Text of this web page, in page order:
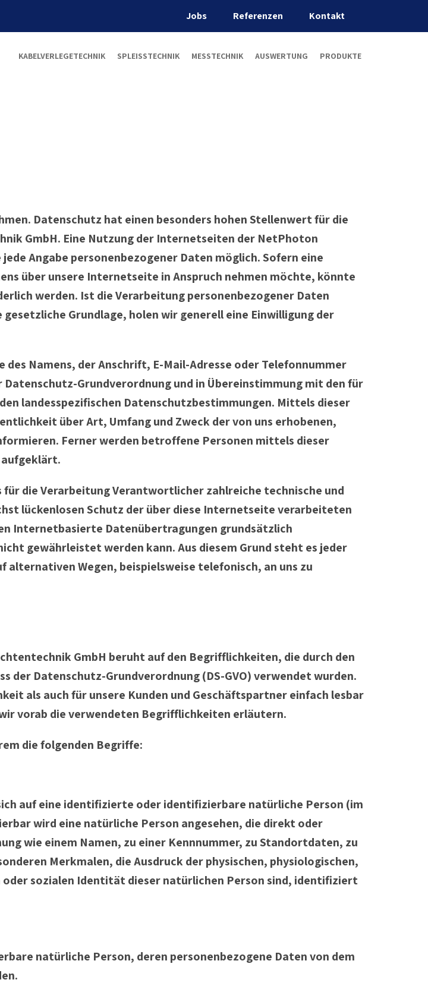
Jobs Referenzen Kontakt
KABELVERLEGETECHNIK SPLEISSTECHNIK MESSTECHNIK AUSWERTUNG PRODUKTE
Datenschutz hat einen besonders hohen Stellenwert für die
GmbH. Eine Nutzung der Internetseiten der NetPhoton
Angabe personenbezogener Daten möglich. Sofern eine
über unsere Internetseite in Anspruch nehmen möchte, könnte
werden. Ist die Verarbeitung personenbezogener Daten
Grundlage, holen wir generell eine Einwilligung der
Namens, der Anschrift, E-Mail-Adresse oder Telefonnummer
Grundverordnung und in Übereinstimmung mit den für
landesspezifischen Datenschutzbestimmungen. Mittels dieser
über Art, Umfang und Zweck der von uns erhobenen,
Ferner werden betroffene Personen mittels dieser
aufgeklärt.
die Verarbeitung Verantwortlicher zahlreiche technische und
lückenlosen Schutz der über diese Internetseite verarbeiteten
Internetbasierte Datenübertragungen grundsätzlich
gewährleistet werden kann. Aus diesem Grund steht es jeder
Wegen, beispielsweise telefonisch, an uns zu
GmbH beruht auf den Begrifflichkeiten, die durch den
der Datenschutz-Grundverordnung (DS-GVO) verwendet wurden.
als auch für unsere Kunden und Geschäftspartner einfach lesbar
vorab die verwendeten Begrifflichkeiten erläutern.
die folgenden Begriffe:
auf eine identifizierte oder identifizierbare natürliche Person (im
wird eine natürliche Person angesehen, die direkt oder
wie einem Namen, zu einer Kennnummer, zu Standortdaten, zu
Merkmalen, die Ausdruck der physischen, physiologischen,
sozialen Identität dieser natürlichen Person sind, identifiziert
natürliche Person, deren personenbezogene Daten von dem